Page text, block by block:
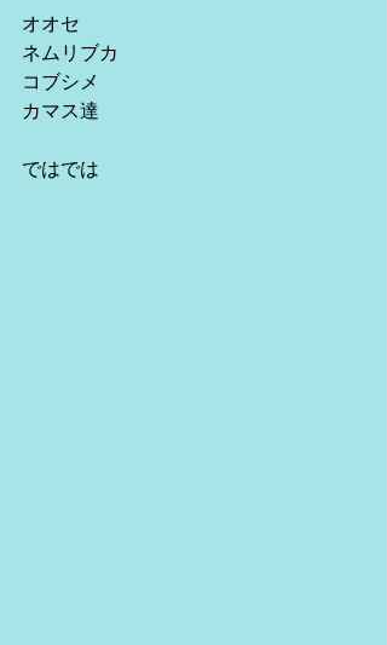
オオセ
ネムリブカ
コブシメ
カマス達
ではでは